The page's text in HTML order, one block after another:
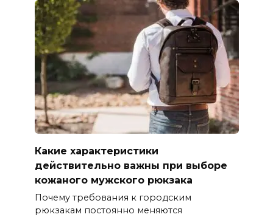
Какие характеристики
действительно важны при выборе
кожаного мужского рюкзака
Почему требования к городским
рюкзакам постоянно меняются